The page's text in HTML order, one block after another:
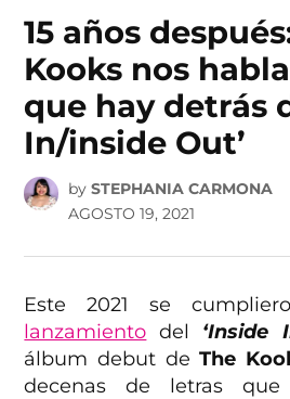
15 años
Kooks nos
que hay detrás
In/inside Out’
by STEPHANIA CARMONA
AGOSTO 19, 2021
Este 2021 se
lanzamiento del ‘Inside
álbum debut deThe
decenas de letras que